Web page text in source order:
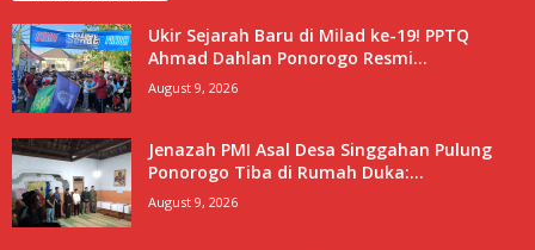
Ukir Sejarah Baru di Milad ke-19! PPTQ
Ahmad Dahlan Ponorogo Resmi...
August 9, 2026
Jenazah PMI Asal Desa Singgahan Pulung
Ponorogo Tiba di Rumah Duka:...
August 9, 2026